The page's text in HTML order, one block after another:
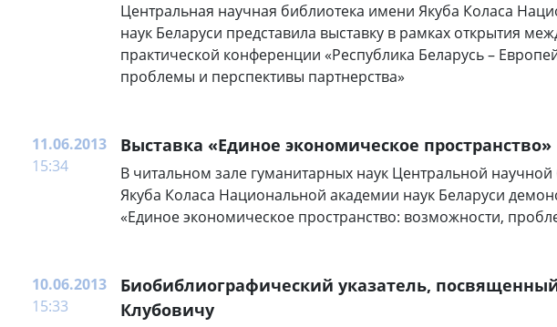
Центральная научная библиотека имени Якуба Коласа
наук Беларуси представила выставку в рамках открытия
практической конференции «Республика Беларусь –
проблемы и перспективы партнерства»
11.06.2013
15:34
Выставка «Единое экономическое пространство»
В читальном зале гуманитарных наук Центральной
Якуба Коласа Национальной академии наук Беларуси
«Единое экономическое пространство: возможности,
10.06.2013
15:33
Биобиблиографический указатель,
Клубовичу